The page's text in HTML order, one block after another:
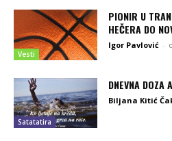
Vesti
PIONIR U
HEČERA DO
Igor Pavlović -
Satatatira
DNEVNA DOZA
Biljana Kitić